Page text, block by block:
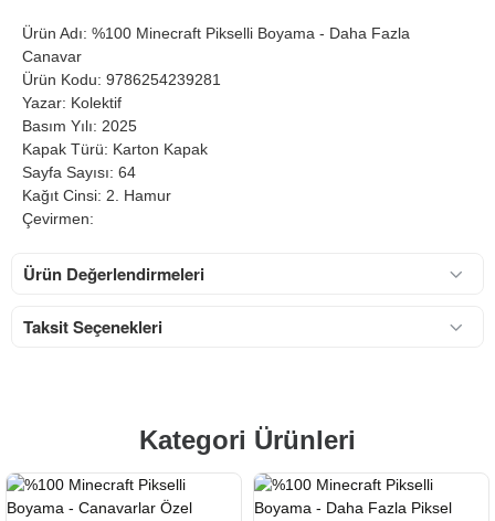
Ürün Adı: %100 Minecraft Pikselli Boyama - Daha Fazla
Canavar
Ürün Kodu: 9786254239281
Yazar: Kolektif
Basım Yılı: 2025
Kapak Türü: Karton Kapak
Sayfa Sayısı: 64
Kağıt Cinsi: 2. Hamur
Çevirmen:
Ürün Değerlendirmeleri
Taksit Seçenekleri
Kategori Ürünleri